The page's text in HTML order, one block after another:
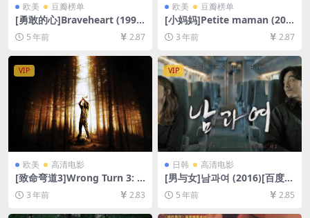
欧美 豆瓣榜单
[勇敢的心]Braveheart (1995)
[百度网盘+迅雷云盘资源1080
P超清未删减][MP4/11GB][中
英字幕]
5 年前 2.87
欧美 豆瓣榜单
[小妈妈]Petite maman (202
1)[百度网盘+夸克网盘1080P
超清未删减资源][网盘在线播
放/下载][MP4/4.6GB][中文字
幕]
3 年前 2.87
VIP
欧美 高清电影
[致命弯道3]Wrong Turn 3: L
eft for Dead (2009)[百度网
盘+迅雷云盘资源1080P超清
未删减][MP4/6GB][中英字幕]
3 年前 2.83
VIP
日韩 高清电影
[男与女]남과여 (2016)[百度网
盘+迅雷云盘资源1080P超清
未删减][MP4/6.6GB][韩语中
字]
5 年前 2.85